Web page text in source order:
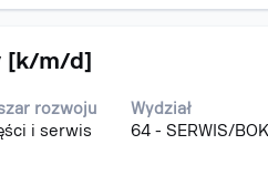
oferty
[k/m/d]
rozwoju
i serwis
Wydział
64 - SERWIS/